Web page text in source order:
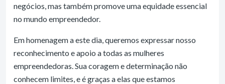
negócios, mas também promove uma equidade essencial
no mundo empreendedor.
Em homenagem a este dia, queremos expressar nosso
reconhecimento e apoio a todas as mulheres
empreendedoras. Sua coragem e determinação não
conhecem limites, e é graças a elas que estamos